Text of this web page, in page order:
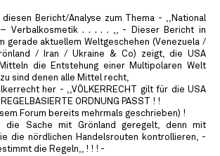
diesen Bericht/Analyse zum Thema - ,,National
Verbalkosmetik . . . . . ,, - Dieser Bericht in
gerade aktuellem Weltgeschehen (Venezuela /
/ Iran / Ukraine & Co) zeigt, die USA
die Entstehung einer Multipolaren Welt
sind denen alle Mittel recht,
her - ,,VÖLKERRECHT gilt für die USA
ORDNUNG PASST ! !
Forum bereits mehrmals geschrieben) !
die Sache mit Grönland geregelt, denn mit
die nördlichen Handelsrouten kontrollieren, -
die Regeln,, ! ! ! -